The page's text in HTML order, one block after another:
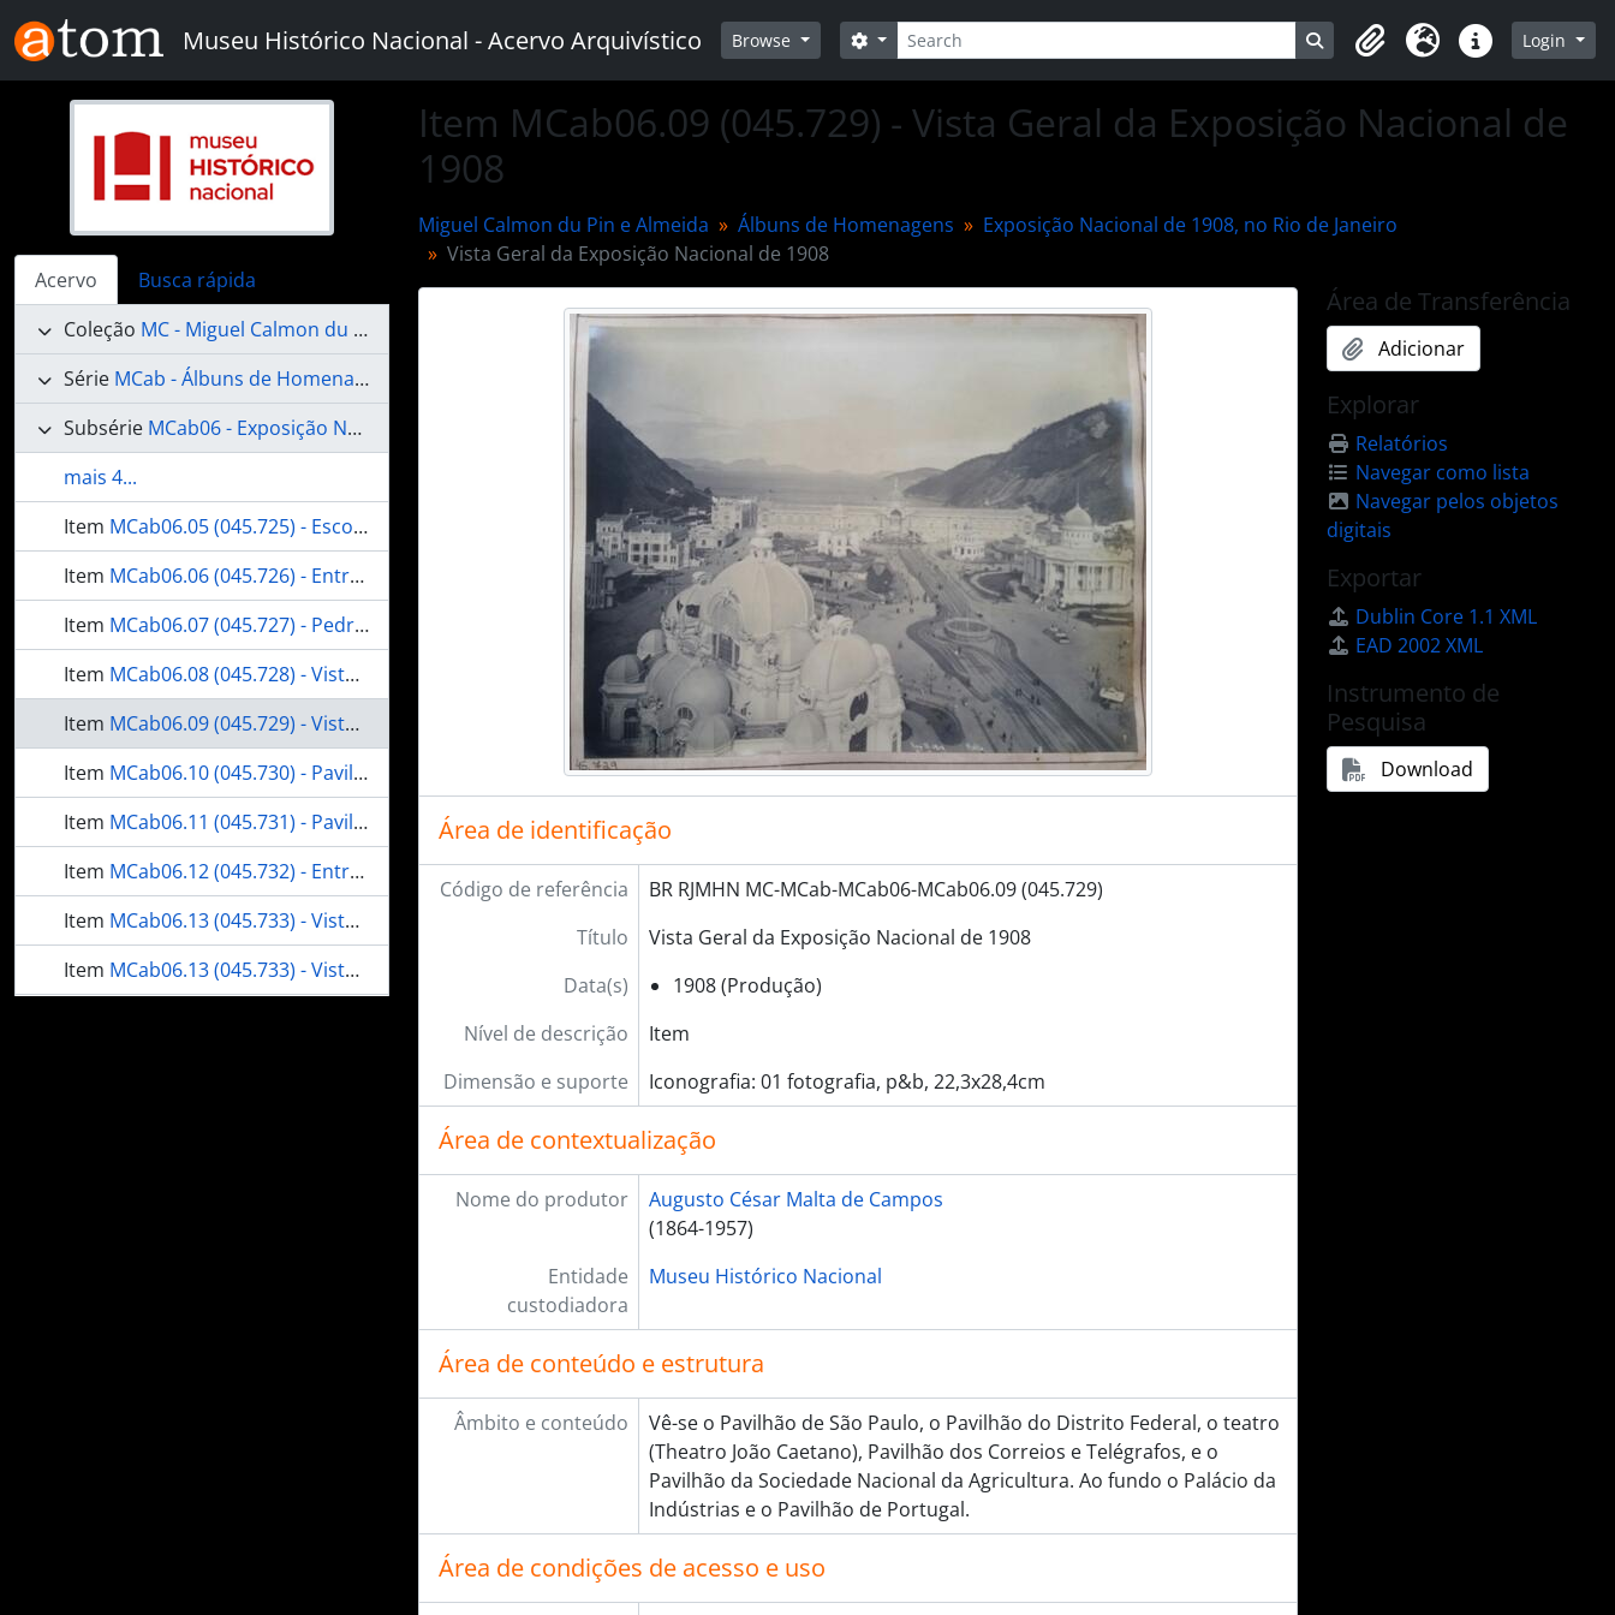
Skip to main content
Museu Histórico Nacional - Acervo Arquivístico Browse Buscar
Opções de busca Busque na página de navegação
Clipboard
Idioma Atalhos Login
Acervo
Busca rápida
Coleção MC - Miguel Calmon du Pin e Almeida
Série MCab - Álbuns de Homenagens
Subsérie MCab06 - Exposição Nacional de 1908, no Rio de Janeiro
mais 4...
Item MCab06.05 (045.725) - Escola Militar
Item MCab06.06 (045.726) - Entrada da Exposição Nacional de 1908
Item MCab06.07 (045.727) - Pedra da Urca
Item MCab06.08 (045.728) - Vista Geral da Exposição Nacional de 1908
Item MCab06.09 (045.729) - Vista Geral da Exposição Nacional de 1908
Item MCab06.10 (045.730) - Pavilhão dos Estados
Item MCab06.11 (045.731) - Pavilhão dos Estados e Pavilhão Bahia
Item MCab06.12 (045.732) - Entrada do Pavilhão de São Paulo
Item MCab06.13 (045.733) - Vista Geral da Exposição Nacional de 1908
Item MCab06.13 (045.733) - Vista Geral da Exposição Nacional de 1908
Item MCab06.09 (045.729) - Vista Geral da Exposição Nacional de
1908
Miguel Calmon du Pin e Almeida Álbuns de Homenagens
Exposição Nacional de 1908, no Rio de Janeiro
Vista Geral da Exposição Nacional de 1908
Área de identificação
Código de referência
BR RJMHN MC-MCab-MCab06-MCab06.09 (045.729)
Título
Vista Geral da Exposição Nacional de 1908
Data(s)
1908 (Produção)
Nível de descrição
Item
Dimensão e suporte
Iconografia: 01 fotografia, p&b, 22,3x28,4cm
Área de contextualização
Nome do produtor
Augusto César Malta de Campos
(1864-1957)
Entidade
custodiadora
Museu Histórico Nacional
Área de conteúdo e estrutura
Âmbito e conteúdo
Vê-se o Pavilhão de São Paulo, o Pavilhão do Distrito Federal, o teatro
(Theatro João Caetano), Pavilhão dos Correios e Telégrafos, e o
Pavilhão da Sociedade Nacional da Agricultura. Ao fundo o Palácio da
Indústrias e o Pavilhão de Portugal.
Área de condições de acesso e uso
Área de Transferência
Adicionar
Explorar
Relatórios
Navegar como lista
Navegar pelos objetos
digitais
Exportar
Dublin Core 1.1 XML
EAD 2002 XML
Instrumento de
Pesquisa
Download